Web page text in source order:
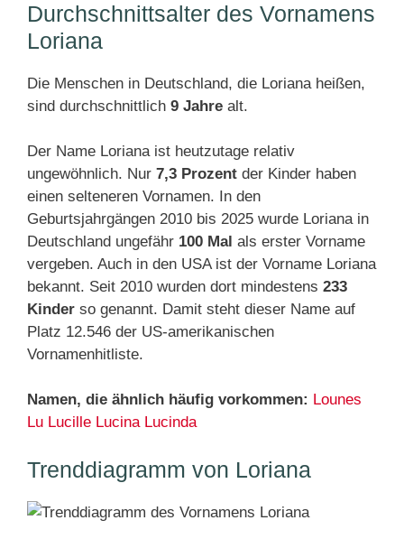
Durchschnittsalter des Vornamens
Loriana
Die Menschen in Deutschland, die Loriana heißen,
sind durchschnittlich 9 Jahre alt.
Der Name Loriana ist heutzutage relativ
ungewöhnlich. Nur 7,3 Prozent der Kinder haben
einen selteneren Vornamen. In den
Geburtsjahrgängen 2010 bis 2025 wurde Loriana in
Deutschland ungefähr 100 Mal als erster Vorname
vergeben. Auch in den USA ist der Vorname Loriana
bekannt. Seit 2010 wurden dort mindestens 233
Kinder so genannt. Damit steht dieser Name auf
Platz 12.546 der US-amerikanischen
Vornamenhitliste.
Namen, die ähnlich häufig vorkommen: Lounes
Lu Lucille Lucina Lucinda
Trenddiagramm von Loriana